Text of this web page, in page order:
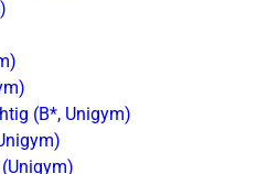
(B*, Unigym)